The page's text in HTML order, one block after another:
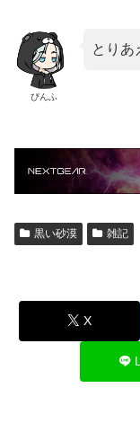
ぴんふ
とりあ
黒い砂漠 雑記
X